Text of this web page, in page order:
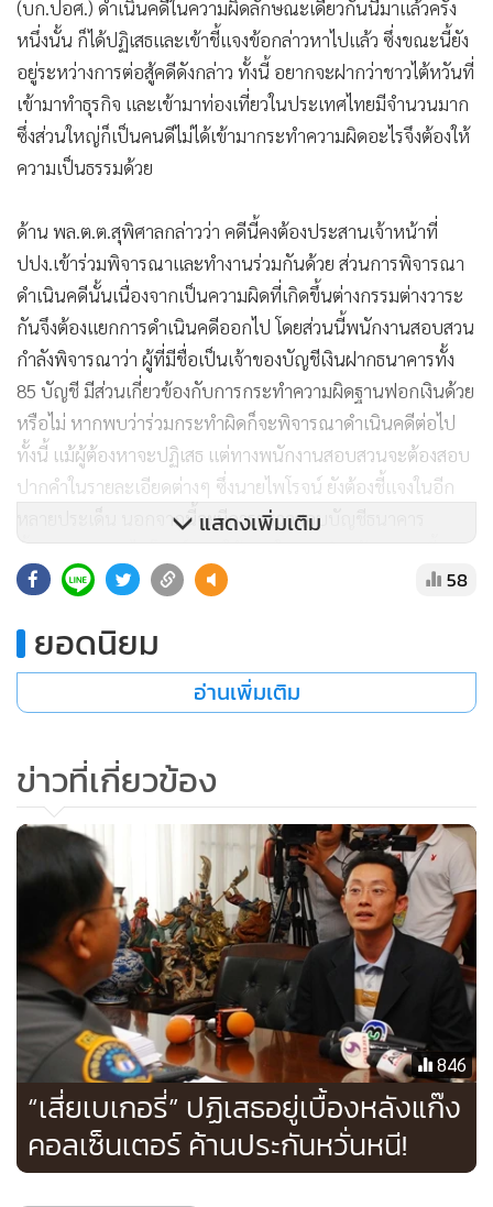
(บก.ปอศ.) ดำเนินคดีในความผิดลักษณะเดียวกันนี้มาแล้วครั้ง
หนึ่งนั้น ก็ได้ปฏิเสธและเข้าชี้แจงข้อกล่าวหาไปแล้ว ซึ่งขณะนี้ยัง
อยู่ระหว่างการต่อสู้คดีดังกล่าว ทั้งนี้ อยากจะฝากว่าชาวไต้หวันที่
เข้ามาทำธุรกิจ และเข้ามาท่องเที่ยวในประเทศไทยมีจำนวนมาก
ซึ่งส่วนใหญ่ก็เป็นคนดีไม่ได้เข้ามากระทำความผิดอะไรจึงต้องให้
ความเป็นธรรมด้วย
ด้าน พล.ต.ต.สุพิศาลกล่าวว่า คดีนี้คงต้องประสานเจ้าหน้าที่
ปปง.เข้าร่วมพิจารณาและทำงานร่วมกันด้วย ส่วนการพิจารณา
ดำเนินคดีนั้นเนื่องจากเป็นความผิดที่เกิดขึ้นต่างกรรมต่างวาระ
กันจึงต้องแยกการดำเนินคดีออกไป โดยส่วนนี้พนักงานสอบสวน
กำลังพิจารณาว่า ผู้ที่มีชื่อเป็นเจ้าของบัญชีเงินฝากธนาคารทั้ง
85 บัญชี มีส่วนเกี่ยวข้องกับการกระทำความผิดฐานฟอกเงินด้วย
หรือไม่ หากพบว่าร่วมกระทำผิดก็จะพิจารณาดำเนินคดีต่อไป
ทั้งนี้ แม้ผู้ต้องหาจะปฏิเสธ แต่ทางพนักงานสอบสวนจะต้องสอบ
ปากคำในรายละเอียดต่างๆ ซึ่งนายไพโรจน์ ยังต้องชี้แจงในอีก
หลายประเด็น นอกจากนี้จะมีการตรวจสอบบัญชีธนาคาร
ทั้งหมดของนายไพโรจน์ และให้เวลาในการนำหลักฐานมาชี้แจง
ถึงที่มาของเงินฝากในทุกบัญชี ซึ่งนายไพโรจน์ ยืนยันว่ามีข้อมูล
โทรศัพท์มือถือแจ้งการโอนเงินแต่ละครั้ง นายไพโรจน์ ปฏิเสธที่
จะตอบคำถามในทันทีโดยอ้างว่าต้องขอดูว่าเป็นข้อความจากผู้
ใดจึงจะชี้แจงได้
ทั้งนี้ พนักงานสอบสวนได้คัดค้านการประกันตัว เพราะเกรงจะ
หลบหนี และยังต้องสอบสอบปากคำในประเด็นต่างๆ ให้ครบ
ถ้วนเสียก่อน
ผู้สื่อข่าวรายงานว่า สำหรับข้อความที่ส่งเข้ามาทางโทรศัพท์มือ
ถือแจ้งการโอนเงินนั้น มีทั้งชื่อ ของผู้ส่งที่เป็นชาวจีนและชาวไทย
ซึ่งทางพนักงานสอบสวนยังต้องตรวจสอบในรายละเอียดและ
มั่นใจว่าน่าจะเป็นหลักฐานสำคัญที่จะขยายผลติดตามดำเนินคดี
กับแก๊งคอลเซ็นเตอร์รายนี้ที่ก่อนหน้านี้ พ.ต.อ.สีหนาท ระบุว่ายัง
มีผู้ที่เกี่ยวข้องร่วมกระทำความผิดอีกหลายรายนอกเหนือจาก
นายไพโรจน์ พร้อมทั้งได้ทำแผนผังเชื่อมโยงความเกี่ยวข้องของ
คนร้าย ก่อนจะมีการโอนเงินส่งไปยังประเทศจีนและไต้หวัน ซึ่
พบมูลค่าความเสียหายเกิดขึ้นแล้วกว่า 170 ล้านบาท
แสดงเพิ่มเติม
58
ยอดนิยม
อ่านเพิ่มเติม
ข่าวที่เกี่ยวข้อง
846
“เสี่ยเบเกอรี่” ปฏิเสธอยู่เบื้องหลังแก๊ง
คอลเซ็นเตอร์ ค้านประกันหวั่นหนี!